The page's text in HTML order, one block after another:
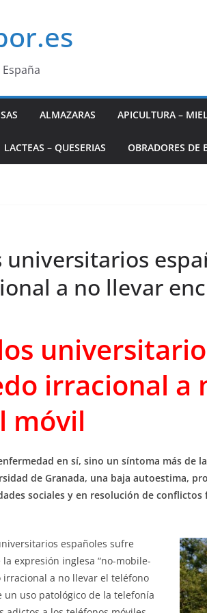
ALMAZARAS APICULTURA –
LACTEAS – QUESERIAS OBRADORES DE
universitarios
a no llevar
irracional a
móvil
en sí, sino un síntoma más de
de Granada, una baja autoestima,
sociales y en resolución de conflictos
españoles sufre
expresión inglesa “no-mobile-
irracional a no llevar el teléfono
un uso patológico de la telefonía